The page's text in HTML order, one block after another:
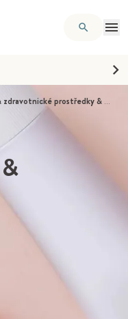
prostředky & kosmetické přípravky